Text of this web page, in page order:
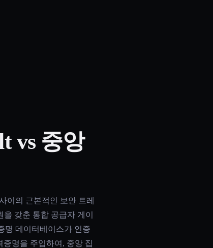
vs 중앙
이의 근본적인 보안 트레
갖춘 통합 공급자 게이
명 데이터베이스가 인증
증명을 주입하여, 중앙 집